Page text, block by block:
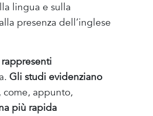
lingua e sulla
presenza dell’inglese
Gli studi evidenziano
come, appunto,
più rapida